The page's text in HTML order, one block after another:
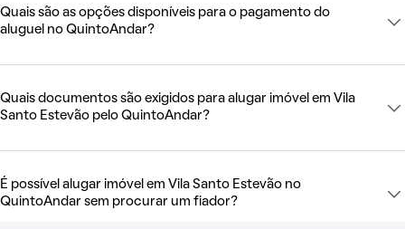
Quais são as opções disponíveis para o pagamento do
aluguel no QuintoAndar?
Quais documentos são exigidos para alugar imóvel em Vila
Santo Estevão pelo QuintoAndar?
É possível alugar imóvel em Vila Santo Estevão no
QuintoAndar sem procurar um fiador?